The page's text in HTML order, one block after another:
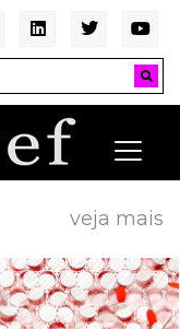
veja mais